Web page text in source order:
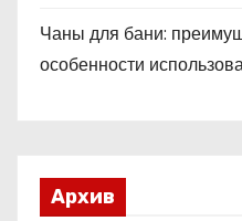
Чаны для бани:
особенности
Архив